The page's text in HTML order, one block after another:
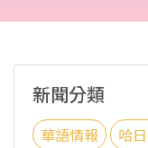
新聞分類
華語情報 哈